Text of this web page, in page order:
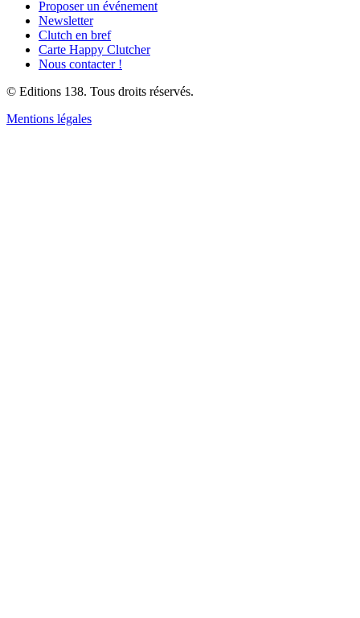
Proposer un événement
Newsletter
Clutch en bref
Carte Happy Clutcher
Nous contacter !
© Editions 138. Tous droits réservés.
Mentions légales